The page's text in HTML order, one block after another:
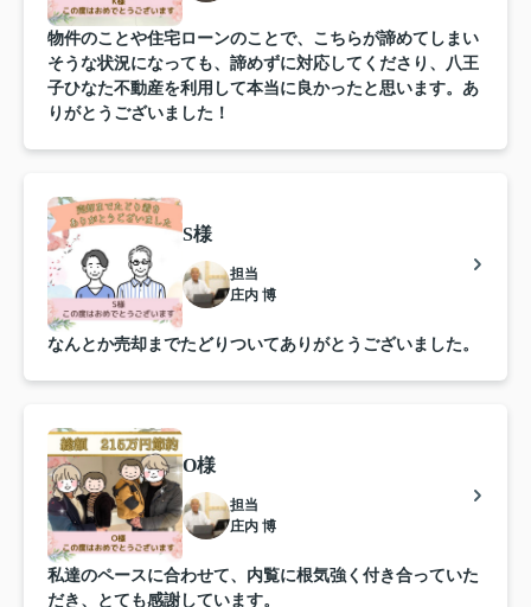
物件のことや住宅ローンのことで、こちらが諦めてしまい
そうな状況になっても、諦めずに対応してくださり、八王
子ひなた不動産を利用して本当に良かったと思います。あ
りがとうございました！
S様
担当
庄内 博
なんとか売却までたどりついてありがとうございました。
O様
担当
庄内 博
私達のペースに合わせて、内覧に根気強く付き合っていた
だき、とても感謝しています。